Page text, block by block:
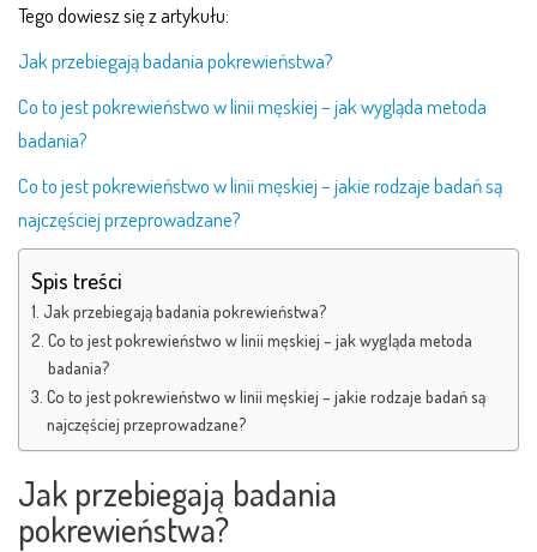
Tego dowiesz się z artykułu:
Jak przebiegają badania pokrewieństwa?
Co to jest pokrewieństwo w linii męskiej – jak wygląda metoda
badania?
Co to jest pokrewieństwo w linii męskiej – jakie rodzaje badań są
najczęściej przeprowadzane?
Spis treści
Jak przebiegają badania pokrewieństwa?
Co to jest pokrewieństwo w linii męskiej – jak wygląda metoda
badania?
Co to jest pokrewieństwo w linii męskiej – jakie rodzaje badań są
najczęściej przeprowadzane?
Jak przebiegają badania
pokrewieństwa?